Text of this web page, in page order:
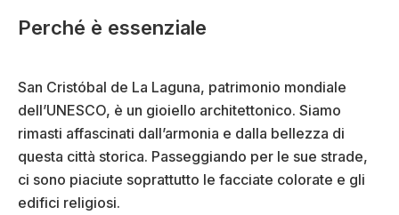
Perché è essenziale
San Cristóbal de La Laguna, patrimonio mondiale
dell’UNESCO, è un gioiello architettonico. Siamo
rimasti affascinati dall’armonia e dalla bellezza di
questa città storica. Passeggiando per le sue strade,
ci sono piaciute soprattutto le facciate colorate e gli
edifici religiosi.